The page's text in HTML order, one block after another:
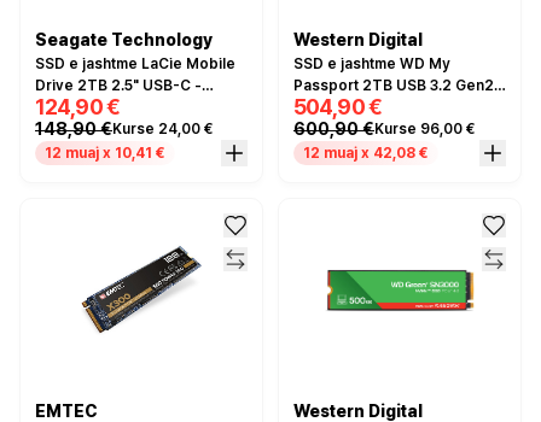
Seagate Technology
SSD e jashtme LaCie Mobile
Drive 2TB 2.5" USB-C -
Argjendi
124,90 €
148,90 €Kurse 24,00 €
12 muaj x 10,41 €
Western Digital
SSD e jashtme WD My
Passport 2TB USB 3.2 Gen2 -
Kuqe
504,90 €
600,90 €Kurse 96,00 €
12 muaj x 42,08 €
EMTEC Western Digital